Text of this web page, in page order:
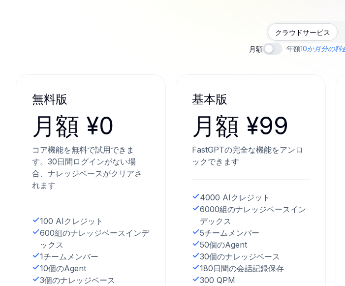
クラウドサービス
月額
年額10か月分の料
無料版
月額 ¥0
コア機能を無料で試用できま
す。30日間ログインがない場
合、ナレッジベースがクリアさ
れます
100 AIクレジット
600組のナレッジベースインデ
ックス
1チームメンバー
10個のAgent
3個のナレッジベース
基本版
月額 ¥99
FastGPTの完全な機能をアンロ
ックできます
4000 AIクレジット
6000組のナレッジベースイン
デックス
5チームメンバー
50個のAgent
30個のナレッジベース
180日間の会話記録保存
300 QPM